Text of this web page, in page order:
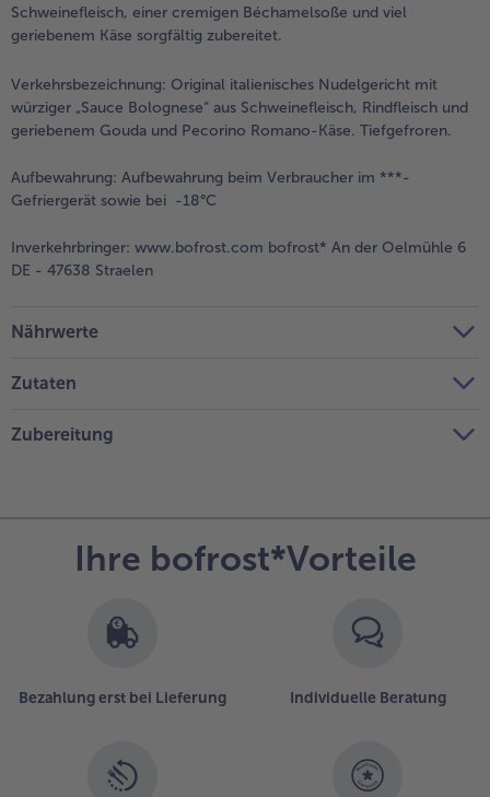
Schweinefleisch, einer cremigen Béchamelsoße und viel
geriebenem Käse sorgfältig zubereitet.
Verkehrsbezeichnung: Original italienisches Nudelgericht mit
würziger „Sauce Bolognese“ aus Schweinefleisch, Rindfleisch und
geriebenem Gouda und Pecorino Romano-Käse. Tiefgefroren.
Aufbewahrung: Aufbewahrung beim Verbraucher im ***-
Gefriergerät sowie bei -18°C
Inverkehrbringer: www.bofrost.com bofrost* An der Oelmühle 6
DE - 47638 Straelen
Nährwerte
Zutaten
Zubereitung
Ihre bofrost*Vorteile
Bezahlung erst bei Lieferung Individuelle Beratung